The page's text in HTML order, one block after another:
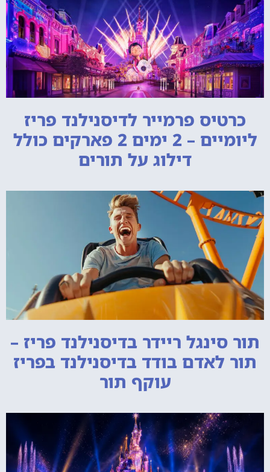
כרטיס פרמייר לדיסנילנד פריז
ליומיים – 2 ימים 2 פארקים כולל
דילוג על תורים
תור סינגל ריידר בדיסנילנד פריז –
תור לאדם בודד בדיסנילנד בפריז
עוקף תור